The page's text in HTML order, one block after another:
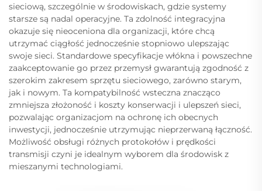
sieciową, szczególnie w środowiskach, gdzie systemy
starsze są nadal operacyjne. Ta zdolność integracyjna
okazuje się nieoceniona dla organizacji, które chcą
utrzymać ciągłość jednocześnie stopniowo ulepszając
swoje sieci. Standardowe specyfikacje włókna i powszechne
zaakceptowanie go przez przemysł gwarantują zgodność z
szerokim zakresem sprzętu sieciowego, zarówno starym,
jak i nowym. Ta kompatybilność wsteczna znacząco
zmniejsza złożoność i koszty konserwacji i ulepszeń sieci,
pozwalając organizacjom na ochronę ich obecnych
inwestycji, jednocześnie utrzymując nieprzerwaną łączność.
Możliwość obsługi różnych protokołów i prędkości
transmisji czyni je idealnym wyborem dla środowisk z
mieszanymi technologiami.